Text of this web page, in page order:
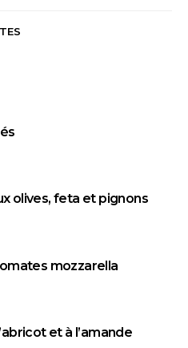
olives, feta et pignons
mozzarella
et à l’amande